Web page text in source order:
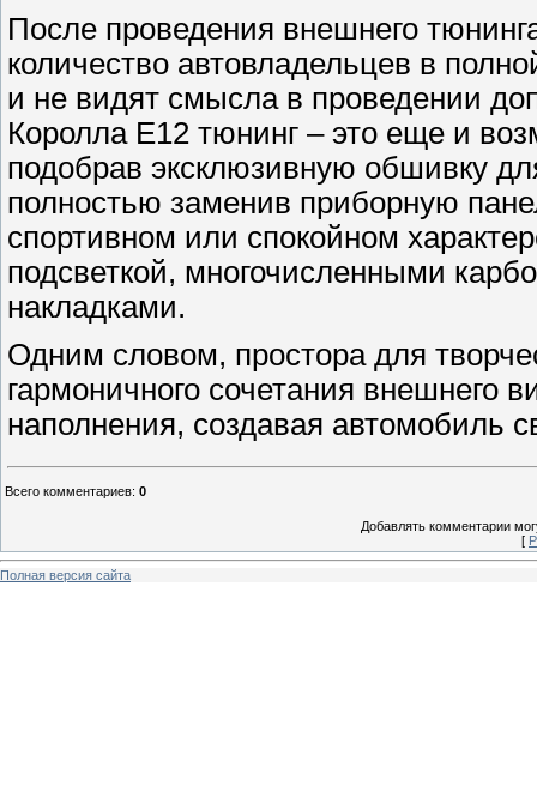
После проведения внешнего
количество автовладельцев в
и не видят смысла в проведении
Королла Е12 тюнинг – это еще и
подобрав эксклюзивную обшивку
полностью заменив приборную
спортивном или спокойном
подсветкой, многочисленными
накладками.
Одним словом, простора для
гармоничного сочетания внешнего
наполнения, создавая автомобиль
Всего комментариев: 0
Добавлять комментарии
[
Полная версия сайта